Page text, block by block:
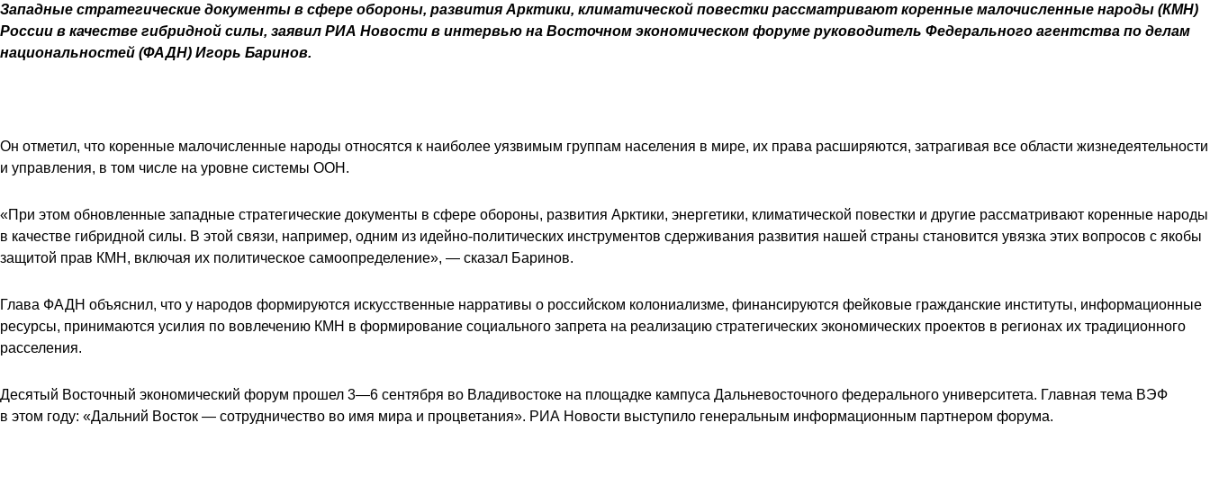
Западные стратегические документы в сфере обороны, развития Арктики, климатической повестки рассматривают коренные малочисленные народы (КМН)
России в качестве гибридной силы, заявил РИА Новости в интервью на Восточном экономическом форуме руководитель Федерального агентства по делам
национальностей (ФАДН) Игорь Баринов.
Он отметил, что коренные малочисленные народы относятся к наиболее уязвимым группам населения в мире, их права расширяются, затрагивая все области жизнедеятельности
и управления, в том числе на уровне системы ООН .
«При этом обновленные западные стратегические документы в сфере обороны, развития Арктики, энергетики, климатической повестки и другие рассматривают коренные народы
в качестве гибридной силы. В этой связи, например, одним из идейно-политических инструментов сдерживания развития нашей страны становится увязка этих вопросов с якобы
защитой прав КМН, включая их политическое самоопределение», — сказал Баринов.
Глава ФАДН объяснил, что у народов формируются искусственные нарративы о российском колониализме, финансируются фейковые гражданские институты, информационные
ресурсы, принимаются усилия по вовлечению КМН в формирование социального запрета на реализацию стратегических экономических проектов в регионах их традиционного
расселения.
Десятый Восточный экономический форум прошел 3—6 сентября во Владивостоке на площадке кампуса Дальневосточного федерального университета. Главная тема ВЭФ
в этом году: «Дальний Восток — сотрудничество во имя мира и процветания». РИА Новости выступило генеральным информационным партнером форума.